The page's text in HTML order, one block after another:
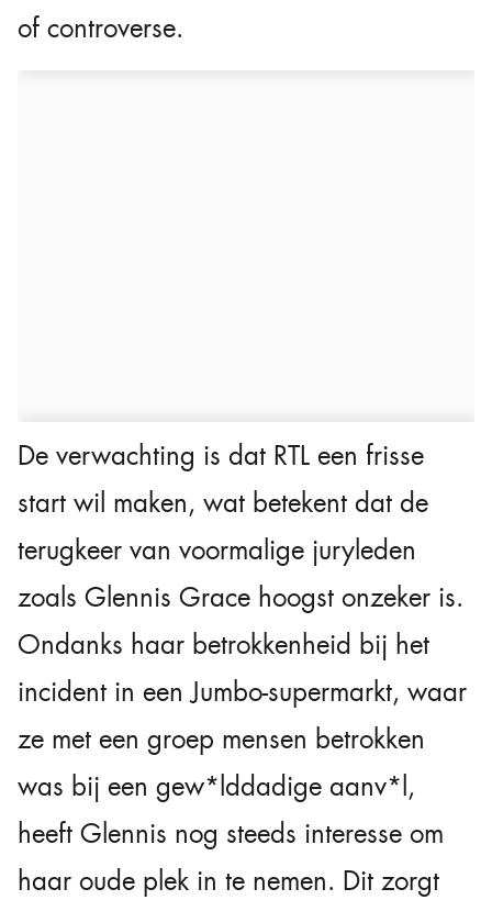
of controverse.
De verwachting is dat RTL een frisse
start wil maken, wat betekent dat de
terugkeer van voormalige juryleden
zoals Glennis Grace hoogst onzeker is.
Ondanks haar betrokkenheid bij het
incident in een Jumbo-supermarkt, waar
ze met een groep mensen betrokken
was bij een gew*lddadige aanv*l,
heeft Glennis nog steeds interesse om
haar oude plek in te nemen. Dit zorgt